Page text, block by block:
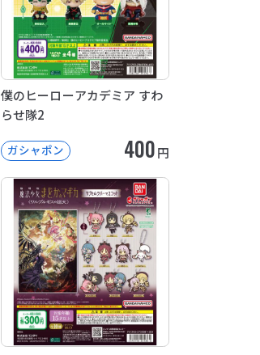
僕のヒーローアカデミア すわ
らせ隊2
ガシャポン 400円